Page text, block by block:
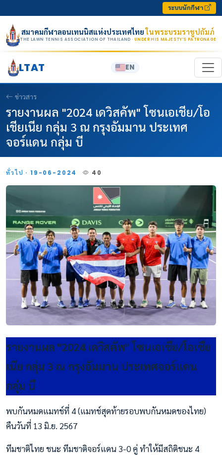
ระบบนักกีฬา
สมาคมกีฬาลอนเทนนิสแห่งประเทศไทยในพระบรมราชูปถัมภ์
THE LAWN TENNIS ASSOCIATION OF THAILAND · UNDER HIS MAJESTY’S PATRONAGE
LTAT EN
ข่าวสาร
รายงานผล "2024 เดวิสคัพ" โซนเอเชีย/โอ
เชียเนีย กลุ่ม 3 ณ กรุงอัมมาน ประเทศ
จอร์แดน กลุ่ม บี
ทั่วไป · 19-06-2024 40
รายงานผล "2024 เดวิสคัพ" โซนเอเชีย/โอเชีย
เนีย กลุ่ม 3 ณ กรุงอัมมาน ประเทศจอร์แดน
กลุ่ม บี
พบกันหมดแมทช์ที่ 4 (แมทช์สุดท้ายรอบพบกันหมดของไทย)
คืนวันที่ 13 มิ.ย. 2567
ทีมชาติไทย ชนะ ทีมชาติจอร์แดน 3-0 คู่ ทำให้มีสถิติชนะ 4